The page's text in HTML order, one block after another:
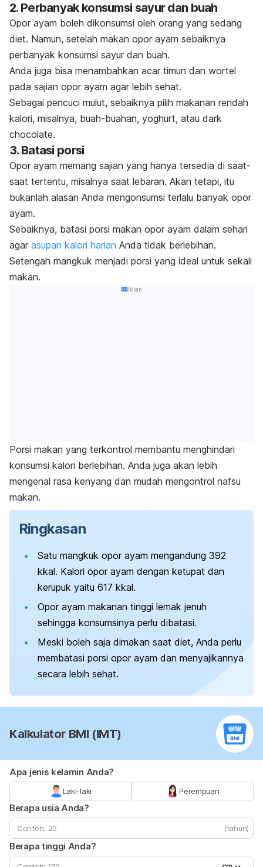
2. Perbanyak konsumsi sayur dan buah
Opor ayam boleh dikonsumsi oleh orang yang sedang
diet. Namun, setelah makan opor ayam sebaiknya
perbanyak konsumsi sayur dan buah.
Anda juga bisa menambahkan acar timun dan wortel
pada sajian opor ayam agar lebih sehat.
Sebagai pencuci mulut, sebaiknya pilih makanan rendah
kalori, misalnya, buah-buahan, yoghurt, atau dark
chocolate.
3. Batasi porsi
Opor ayam memang sajian yang hanya tersedia di saat-
saat tertentu, misalnya saat lebaran. Akan tetapi, itu
bukanlah alasan Anda mengonsumsi terlalu banyak opor
ayam.
Sebaiknya, batasi porsi makan opor ayam dalam sehari
agar asupan kalori harian Anda tidak berlebihan.
Setengah mangkuk menjadi porsi yang ideal untuk sekali
makan.
Iklan
Porsi makan yang terkontrol membantu menghindari
konsumsi kalori berlebihan. Anda juga akan lebih
mengenal rasa kenyang dan mudah mengontrol nafsu
makan.
Ringkasan
Satu mangkuk opor ayam mengandung 392
kkal. Kalori opor ayam dengan ketupat dan
kerupuk yaitu 617 kkal.
Opor ayam makanan tinggi lemak jenuh
sehingga konsumsinya perlu dibatasi.
Meski boleh saja dimakan saat diet, Anda perlu
membatasi porsi opor ayam dan menyajikannya
secara lebih sehat.
Kalkulator BMI (IMT)
Apa jenis kelamin Anda?
Laki-laki Perempuan
Berapa usia Anda?
(tahun)
Berapa tinggi Anda?